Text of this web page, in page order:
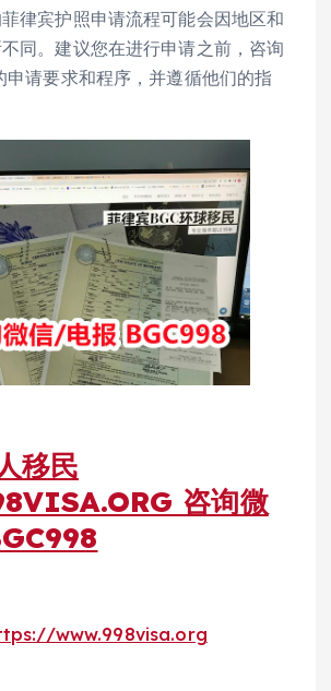
律宾护照申请流程可能会因地区和
同。建议您在进行申请之前，咨询
申请要求和程序，并遵循他们的指
移民
咨询微
www.998visa.org